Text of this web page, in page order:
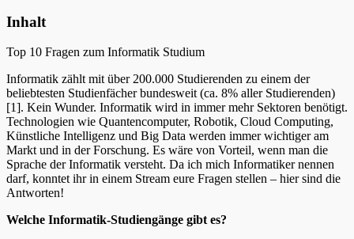
Inhalt
Top 10 Fragen zum Informatik Studium
Informatik zählt mit über 200.000 Studierenden zu einem der
beliebtesten Studienfächer bundesweit (ca. 8% aller Studierenden)
[1]. Kein Wunder. Informatik wird in immer mehr Sektoren benötigt.
Technologien wie Quantencomputer, Robotik, Cloud Computing,
Künstliche Intelligenz und Big Data werden immer wichtiger am
Markt und in der Forschung. Es wäre von Vorteil, wenn man die
Sprache der Informatik versteht. Da ich mich Informatiker nennen
darf, konntet ihr in einem Stream eure Fragen stellen – hier sind die
Antworten!
Welche Informatik-Studiengänge gibt es?